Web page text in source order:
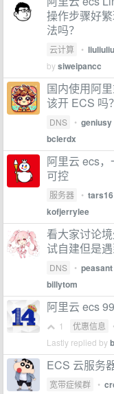
操作步骤好
法吗？
云计算 •
bysiweipancc
国内使用阿
该开 ECS 吗？
DNS • geniusy
bclerdx
阿里云 ecs
可控
服务器 • tars16
kofjerrylee
看大家讨论
试自建但是
DNS • peasant
billytom
阿里云 ecs
1 优惠信息
Lastly replied by
ECS 云服务
宽带症候群 •